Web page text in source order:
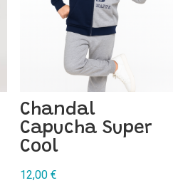
Chandal
Capucha Super
Cool
12,00 €